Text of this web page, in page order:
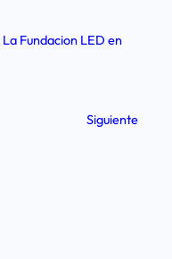
La Fundacion LED en
Siguiente